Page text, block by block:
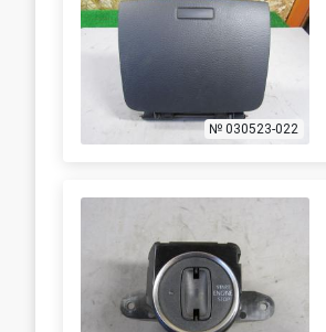
№ 030523-022